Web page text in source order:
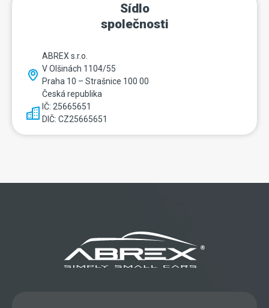
Sídlo
společnosti
ABREX s.r.o.
V Olšinách 1104/55
Praha 10 – Strašnice 100 00
Česká republika
IČ: 25665651
DIČ: CZ25665651